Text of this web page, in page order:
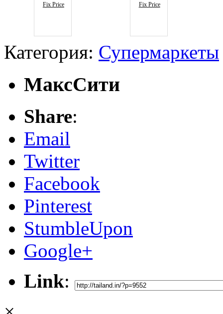
Fix Price Fix Price
Категория: Супермаркеты
МаксСити
Share:
Email
Twitter
Facebook
Pinterest
StumbleUpon
Google+
Link: